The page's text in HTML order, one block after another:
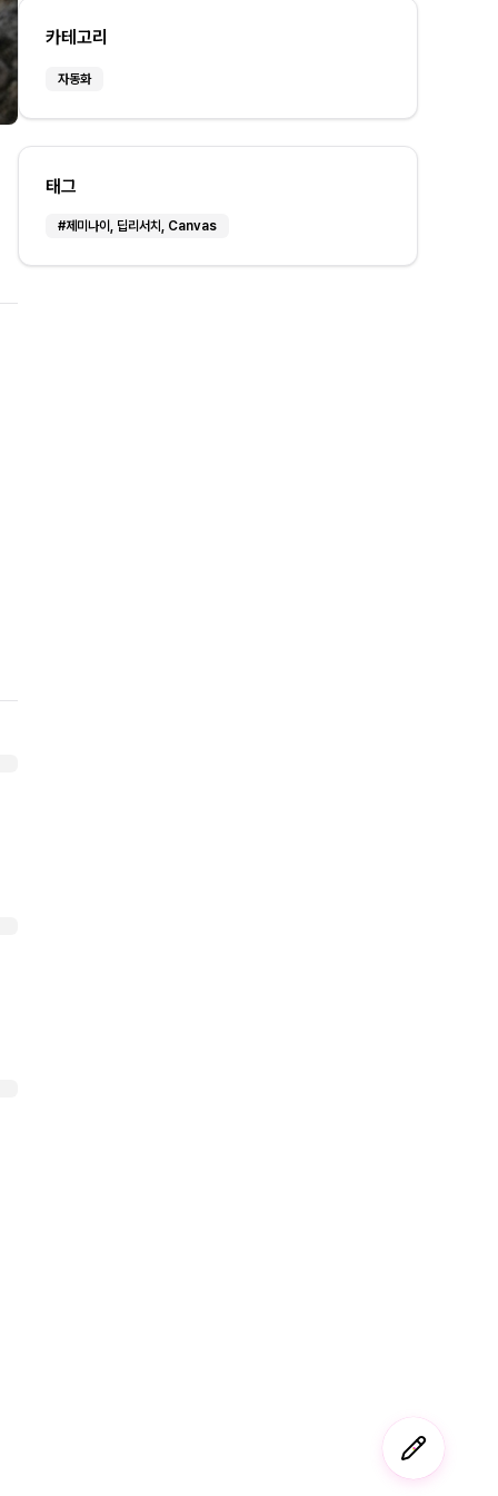
카테고리
자동화
태그
#제미나이, 딥리서치, Canvas